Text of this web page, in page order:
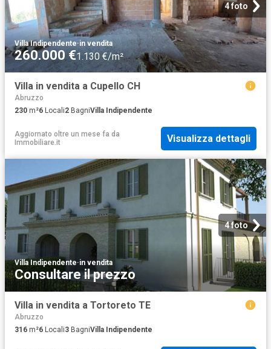
4 foto
Villa Indipendente·in vendita
260.000 €1.130 €/m²
Villa in vendita a Cupello CH
Abruzzo
230 m²6 Locali2 BagniVilla Indipendente
Aggiornato oltre un mese fa da
Immobiliare.it
Visualizza dettagli
4 foto
Villa Indipendente·in vendita
Consultare il prezzo
Villa in vendita a Tortoreto TE
Abruzzo
316 m²6 Locali3 BagniVilla Indipendente